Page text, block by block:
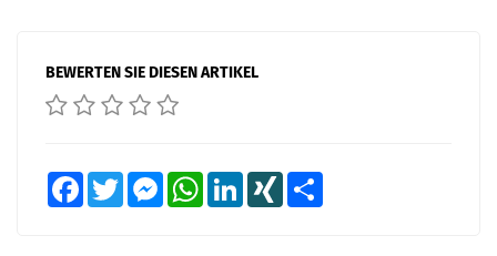
BEWERTEN SIE DIESEN ARTIKEL
FacebookTwitter MessengerWhatsAppLinkedInXING